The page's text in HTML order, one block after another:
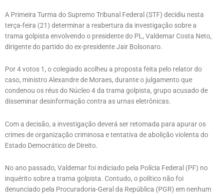
A Primeira Turma do Supremo Tribunal Federal (STF) decidiu nesta
terça-feira (21) determinar a reabertura da investigação sobre a
trama golpista envolvendo o presidente do PL, Valdemar Costa Neto,
dirigente do partido do ex-presidente Jair Bolsonaro.
Por 4 votos 1, o colegiado acolheu a proposta feita pelo relator do
caso, ministro Alexandre de Moraes, durante o julgamento que
condenou os réus do Núcleo 4 da trama golpista, grupo acusado de
disseminar desinformação contra as urnas eletrônicas.
Com a decisão, a investigação deverá ser retomada para apurar os
crimes de organização criminosa e tentativa de abolição violenta do
Estado Democrático de Direito.
No ano passado, Valdemar foi indiciado pela Polícia Federal (PF) no
inquérito sobre a trama golpista. Contudo, o político não foi
denunciado pela Procuradoria-Geral da República (PGR) em nenhum